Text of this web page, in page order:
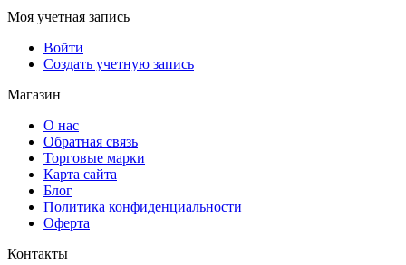
Моя учетная запись
Войти
Создать учетную запись
Магазин
О нас
Обратная связь
Торговые марки
Карта сайта
Блог
Политика конфиденциальности
Оферта
Контакты